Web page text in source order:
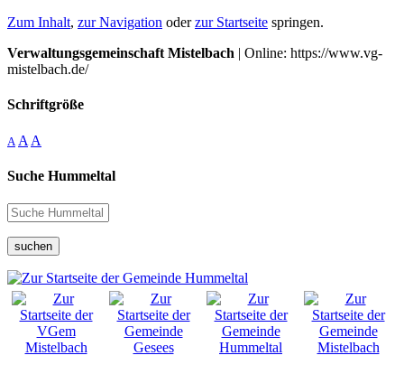
Zum Inhalt, zur Navigation oderzur Startseite springen.
Verwaltungsgemeinschaft Mistelbach | Online: https://www.vg-
mistelbach.de/
Schriftgröße
A A A
Suche Hummeltal
suchen